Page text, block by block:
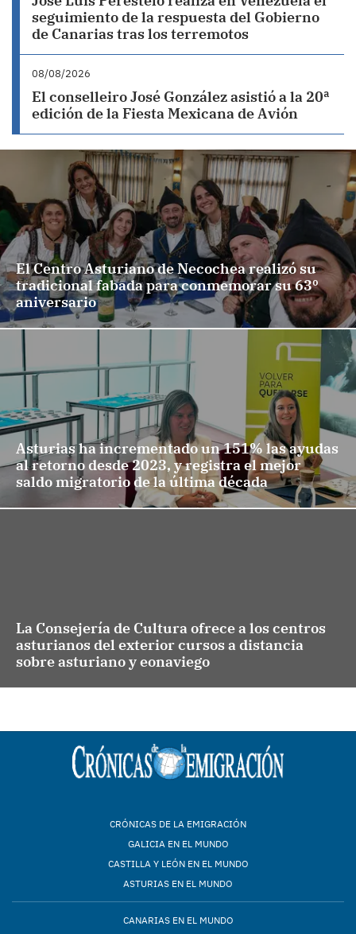
seguimiento de la respuesta del Gobierno
de Canarias tras los terremotos
08/08/2026
El conselleiro José González asistió a la 20ª
edición de la Fiesta Mexicana de Avión
El Centro Asturiano de Necochea realizó su
tradicional fabada para conmemorar su 63º
aniversario
Asturias ha incrementado un 151% las ayudas
al retorno desde 2023, y registra el mejor
saldo migratorio de la última década
La Consejería de Cultura ofrece a los centros
asturianos del exterior cursos a distancia
sobre asturiano y eonaviego
CRÓNICAS DE LA EMIGRACIÓN
GALICIA EN EL MUNDO
CASTILLA Y LEÓN EN EL MUNDO
ASTURIAS EN EL MUNDO
CANARIAS EN EL MUNDO